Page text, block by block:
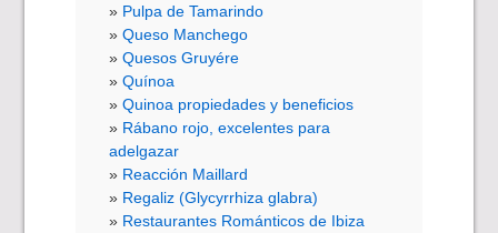
Pulpa de Tamarindo
Queso Manchego
Quesos Gruyére
Quínoa
Quinoa propiedades y beneficios
Rábano rojo, excelentes para
adelgazar
Reacción Maillard
Regaliz (Glycyrrhiza glabra)
Restaurantes Románticos de Ibiza